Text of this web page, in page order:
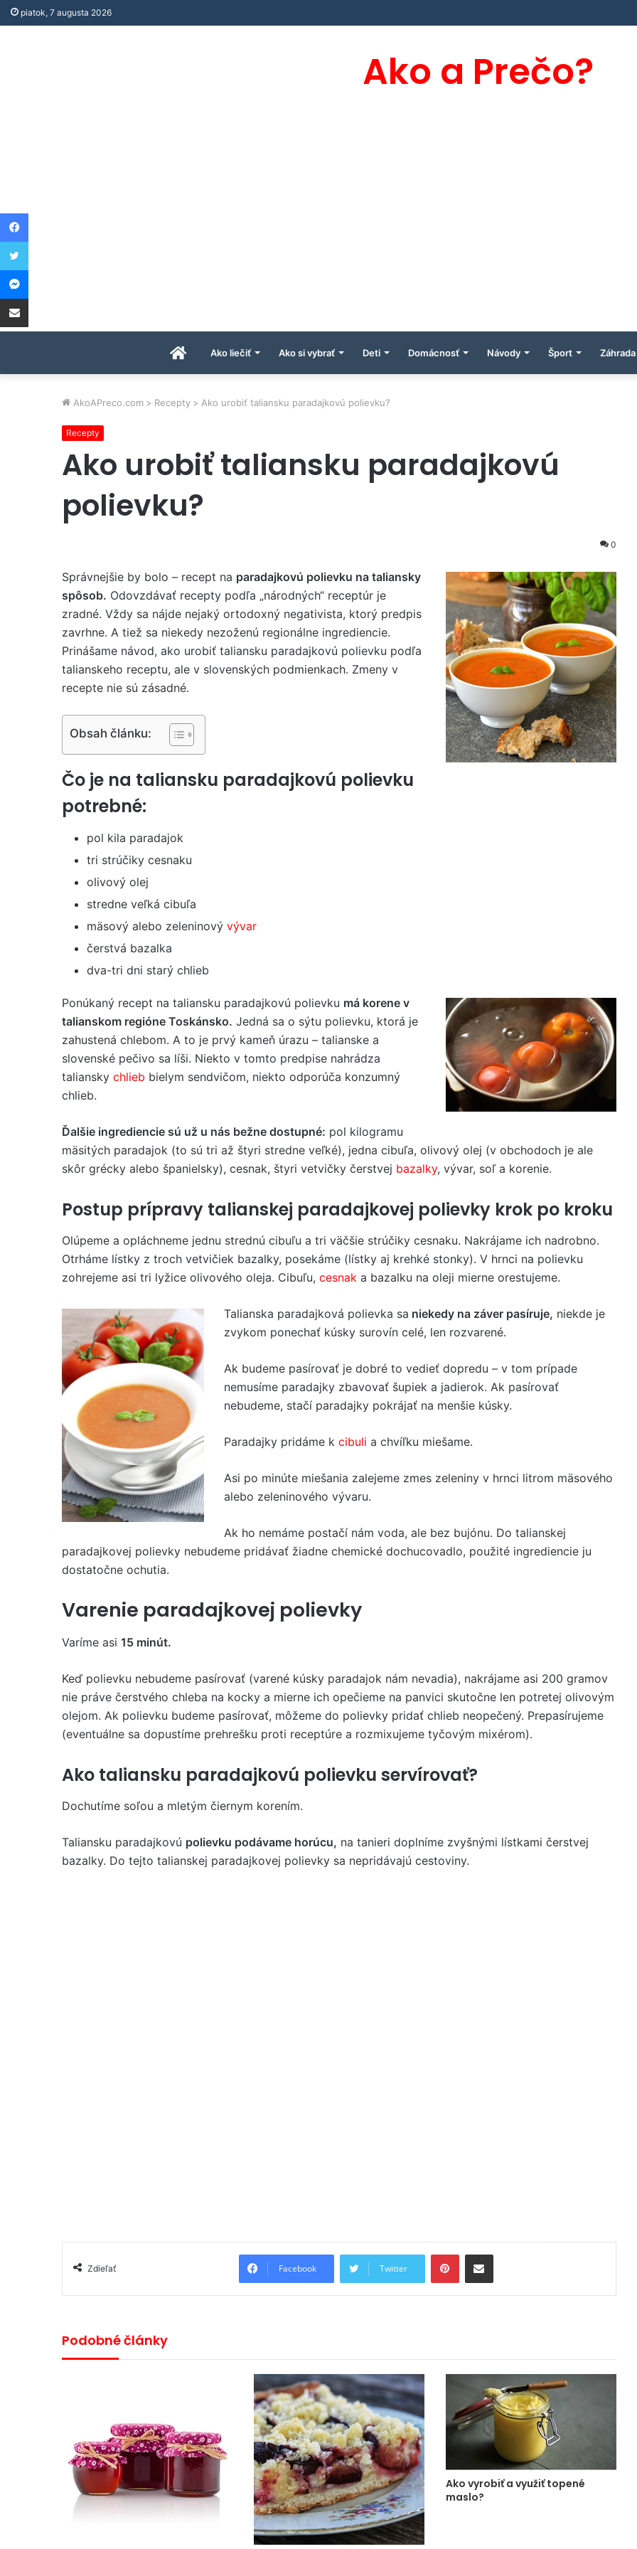
piatok, 7 augusta 2026
Ako a Prečo?
ÚvodnáAko liečiť Ako si vybrať Deti Domácnosť Návody Šport Záhrada
AkoAPreco.com > Recepty > Ako urobiť taliansku paradajkovú polievku?
Recepty
Ako urobiť taliansku paradajkovú
polievku?
0
Správnejšie by bolo – recept na paradajkovú polievku na taliansky
spôsob. Odovzdávať recepty podľa „národných“ receptúr je
zradné. Vždy sa nájde nejaký ortodoxný negativista, ktorý predpis
zavrhne. A tiež sa niekedy nezoženú regionálne ingrediencie.
Prinášame návod, ako urobiť taliansku paradajkovú polievku podľa
talianskeho receptu, ale v slovenských podmienkach. Zmeny v
recepte nie sú zásadné.
Obsah článku:
Čo je na taliansku paradajkovú polievku
potrebné:
pol kila paradajok
tri strúčiky cesnaku
olivový olej
stredne veľká cibuľa
mäsový alebo zeleninový vývar
čerstvá bazalka
dva-tri dni starý chlieb
Ponúkaný recept na taliansku paradajkovú polievku má korene v
talianskom regióne Toskánsko. Jedná sa o sýtu polievku, ktorá je
zahustená chlebom. A to je prvý kameň úrazu – talianske a
slovenské pečivo sa líši. Niekto v tomto predpise nahrádza
taliansky chlieb bielym sendvičom, niekto odporúča konzumný
chlieb.
Ďalšie ingrediencie sú už u nás bežne dostupné: pol kilogramu
mäsitých paradajok (to sú tri až štyri stredne veľké), jedna cibuľa, olivový olej (v obchodoch je ale
skôr grécky alebo španielsky), cesnak, štyri vetvičky čerstvej bazalky, vývar, soľ a korenie.
Postup prípravy talianskej paradajkovej polievky krok po kroku
Olúpeme a opláchneme jednu strednú cibuľu a tri väčšie strúčiky cesnaku. Nakrájame ich nadrobno.
Otrháme lístky z troch vetvičiek bazalky, posekáme (lístky aj krehké stonky). V hrnci na polievku
zohrejeme asi tri lyžice olivového oleja. Cibuľu, cesnak a bazalku na oleji mierne orestujeme.
Talianska paradajková polievka sa niekedy na záver pasíruje, niekde je
zvykom ponechať kúsky surovín celé, len rozvarené.
Ak budeme pasírovať je dobré to vedieť dopredu – v tom prípade
nemusíme paradajky zbavovať šupiek a jadierok. Ak pasírovať
nebudeme, stačí paradajky pokrájať na menšie kúsky.
Paradajky pridáme k cibuli a chvíľku miešame.
Asi po minúte miešania zalejeme zmes zeleniny v hrnci litrom mäsového
alebo zeleninového vývaru.
Ak ho nemáme postačí nám voda, ale bez bujónu. Do talianskej
paradajkovej polievky nebudeme pridávať žiadne chemické dochucovadlo, použité ingrediencie ju
dostatočne ochutia.
Varenie paradajkovej polievky
Varíme asi 15 minút.
Keď polievku nebudeme pasírovať (varené kúsky paradajok nám nevadia), nakrájame asi 200 gramov
nie práve čerstvého chleba na kocky a mierne ich opečieme na panvici skutočne len potretej olivovým
olejom. Ak polievku budeme pasírovať, môžeme do polievky pridať chlieb neopečený. Prepasírujeme
(eventuálne sa dopustíme prehrešku proti receptúre a rozmixujeme tyčovým mixérom).
Ako taliansku paradajkovú polievku servírovať?
Dochutíme soľou a mletým čiernym korením.
Taliansku paradajkovú polievku podávame horúcu, na tanieri doplníme zvyšnými lístkami čerstvej
bazalky. Do tejto talianskej paradajkovej polievky sa nepridávajú cestoviny.
Zdieľať Facebook Twitter
PinterestShare via Email
Podobné články
Ako vyrobiť a využiť topené
maslo?
Facebook
Twitter
Messenger
Share via Email